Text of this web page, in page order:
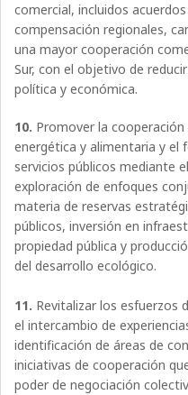
comercial, incluidos
compensación regionales,
una mayor cooperación
Sur, con el objetivo de
política y económica.
10. Promover la
energética y alimentaria y el
servicios públicos mediante
exploración de enfoques
materia de reservas
públicos, inversión en
propiedad pública y
del desarrollo ecológico.
11. Revitalizar los esfuerzos
el intercambio de
identificación de áreas de
iniciativas de cooperación
poder de negociación